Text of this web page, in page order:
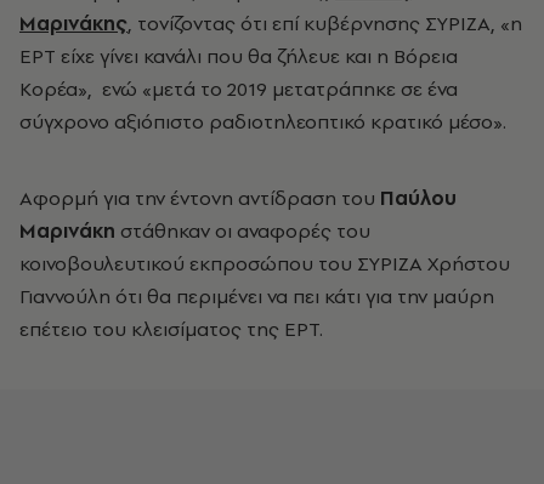
Μαρινάκης, τονίζοντας ότι επί κυβέρνησης ΣΥΡΙΖΑ, «η
ΕΡΤ είχε γίνει κανάλι που θα ζήλευε και η Βόρεια
Κορέα», ενώ «μετά το 2019 μετατράπηκε σε ένα
σύγχρονο αξιόπιστο ραδιοτηλεοπτικό κρατικό μέσο».
Αφορμή για την έντονη αντίδραση του Παύλου
Μαρινάκη στάθηκαν οι αναφορές του
κοινοβουλευτικού εκπροσώπου του ΣΥΡΙΖΑ Χρήστου
Γιαννούλη ότι θα περιμένει να πει κάτι για την μαύρη
επέτειο του κλεισίματος της ΕΡΤ.